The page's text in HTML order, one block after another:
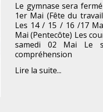
Le gymnase sera
1er Mai (Fête du
Les 14 / 15 / 16 /17
Mai (Pentecôte) Les
samedi 02 Mai Le
compréhension
Lire la suite...